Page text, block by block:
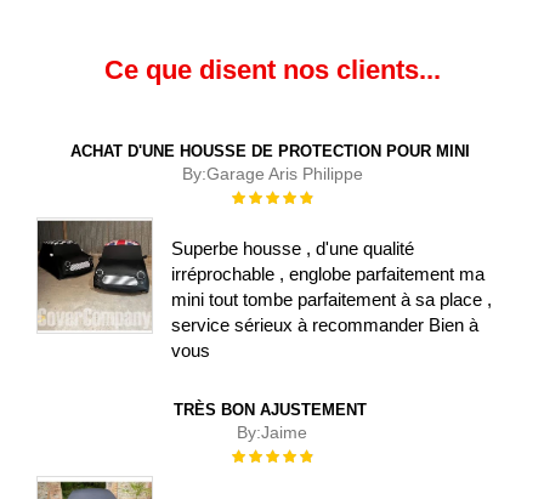
Ce que disent nos clients...
ACHAT D'UNE HOUSSE DE PROTECTION POUR MINI
By:Garage Aris Philippe
Évaluation :
Superbe housse , d'une qualité
irréprochable , englobe parfaitement ma
mini tout tombe parfaitement à sa place ,
service sérieux à recommander Bien à
vous
TRÈS BON AJUSTEMENT
By:Jaime
Évaluation :